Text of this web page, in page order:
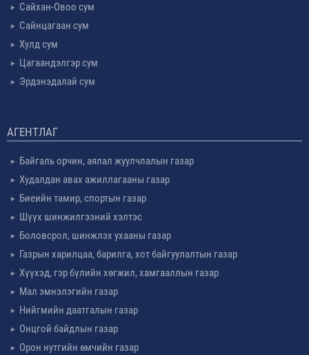
Сайхан-Овоо сум
Сайнцагаан сум
Хулд сум
Цагаандэлгэр сум
Эрдэнэдалай сум
АГЕНТЛАГ
Байгаль орчин, аялал жуулчлалын газар
Худалдан авах ажиллагааны газар
Биеийн тамир, спортын газар
Шүүх шинжилгээний хэлтэс
Боловсрол, шинжлэх ухааны газар
Газрын харилцаа, барилга, хот байгуулалтын газар
Хүүхэд, гэр бүлийн хөгжил, хамгааллын газар
Мал эмнэлэгийн газар
Нийгмийн даатгалын газар
Онцгой байдлын газар
Орон нутгийн өмчийн газар